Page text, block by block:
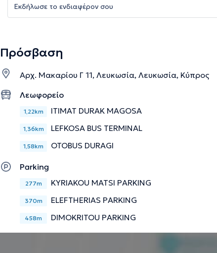
Εκδήλωσε το ενδιαφέρον σου
Πρόσβαση
Αρχ. Μακαρίου Γ 11, Λευκωσία, Λευκωσία, Κύπρος
Λεωφορείο
1,22km ITIMAT DURAK MAGOSA
1,36km LEFKOSA BUS TERMINAL
1,58km OTOBUS DURAGI
Parking
277m KYRIAKOU MATSI PARKING
370m ELEFTHERIAS PARKING
458m DIMOKRITOU PARKING